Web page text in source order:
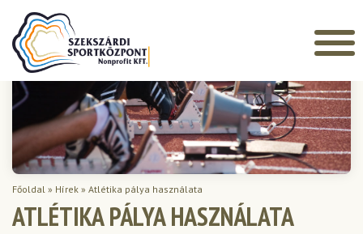
Főoldal » Hírek » Atlétika pálya használata
ATLÉTIKA PÁLYA HASZNÁLATA